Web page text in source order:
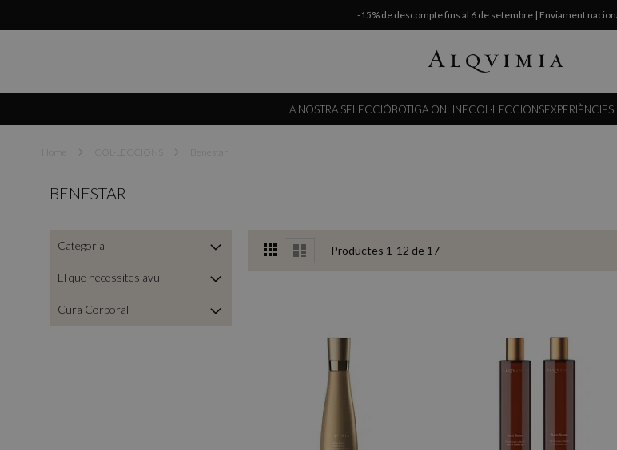
-15% de descompte fins al 6 de setembre | Enviament
LA NOSTRA SELECCIÓBOTIGA ONLINECOL·LECCIONSEXPERIÈNCIES
COL·LECCIONS
BENESTAR
Categoria
El que necessites avui
Cura Corporal
View
as
Grid List Productes 1 -12 de 17